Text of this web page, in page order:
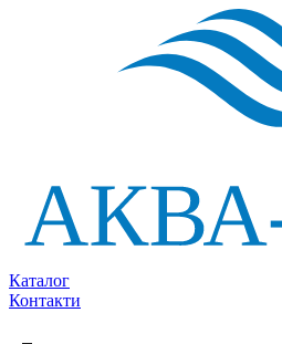
Каталог
Контакти